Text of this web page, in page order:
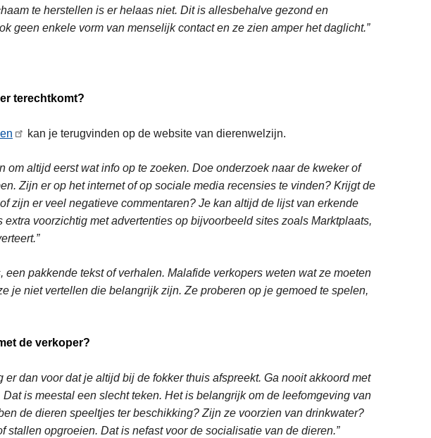
te herstellen is er helaas niet. Dit is allesbehalve gezond en
geen enkele vorm van menselijk contact en ze zien amper het daglicht.”
terechtkomt?
kan je terugvinden op de website van dierenwelzijn.
om altijd eerst wat info op te zoeken. Doe onderzoek naar de kweker of
Zijn er op het internet of op sociale media recensies te vinden? Krijgt de
zijn er veel negatieve commentaren? Je kan altijd de lijst van erkende
voorzichtig met advertenties op bijvoorbeeld sites zoals Marktplaats,
een pakkende tekst of verhalen. Malafide verkopers weten wat ze moeten
je niet vertellen die belangrijk zijn. Ze proberen op je gemoed te spelen,
de verkoper?
er dan voor dat je altijd bij de fokker thuis afspreekt. Ga nooit akkoord met
is meestal een slecht teken. Het is belangrijk om de leefomgeving van
de dieren speeltjes ter beschikking? Zijn ze voorzien van drinkwater?
opgroeien. Dat is nefast voor de socialisatie van de dieren.”